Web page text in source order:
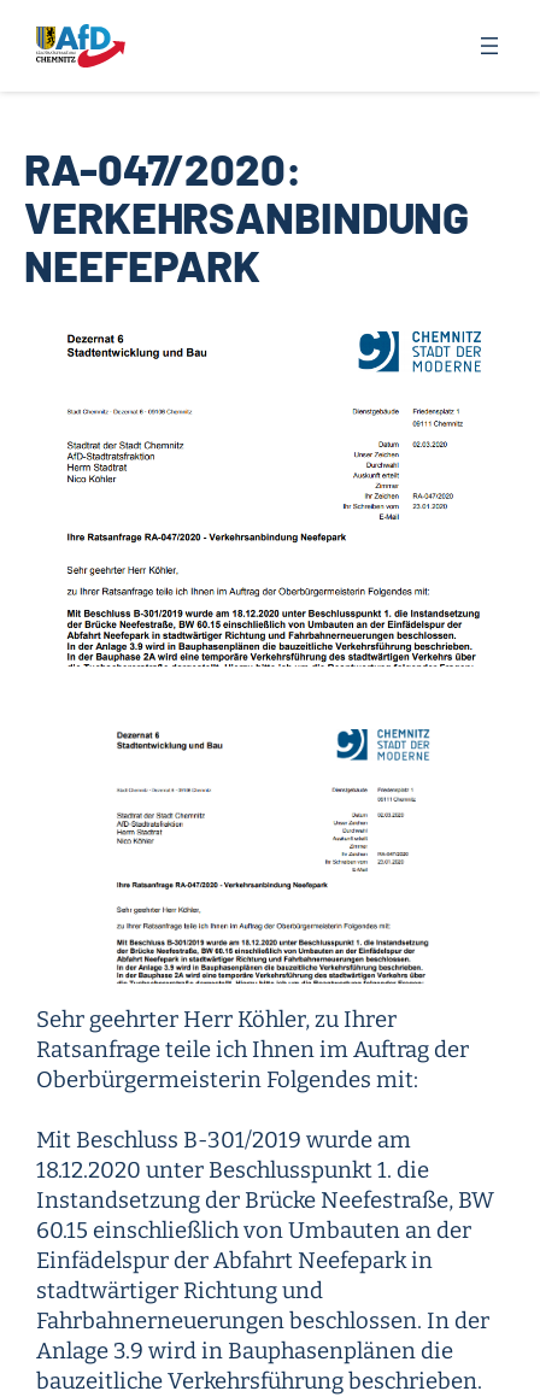
Inhalt
springen
RA-047/2020:
VERKEHRSANBINDUNG
NEEFEPARK
Sehr geehrter Herr Köhler, zu Ihrer
Ratsanfrage teile ich Ihnen im Auftrag der
Oberbürgermeisterin Folgendes mit:
Mit Beschluss B-301/2019 wurde am
18.12.2020 unter Beschlusspunkt 1. die
Instandsetzung der Brücke Neefestraße, BW
60.15 einschließlich von Umbauten an der
Einfädelspur der Abfahrt Neefepark in
stadtwärtiger Richtung und
Fahrbahnerneuerungen beschlossen. In der
Anlage 3.9 wird in Bauphasenplänen die
bauzeitliche Verkehrsführung beschrieben.